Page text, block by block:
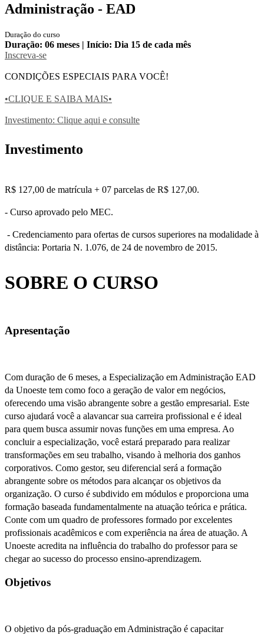
Administração - EAD
Duração do curso
Duração: 06 meses | Início: Dia 15 de cada mês
Inscreva-se
CONDIÇÕES ESPECIAIS PARA VOCÊ!
•CLIQUE E SAIBA MAIS•
Investimento: Clique aqui e consulte
Investimento
R$ 127,00 de matrícula + 07 parcelas de R$ 127,00.
- Curso aprovado pelo MEC.
- Credenciamento para ofertas de cursos superiores na modalidade à
distância: Portaria N. 1.076, de 24 de novembro de 2015.
SOBRE O CURSO
Apresentação
Com duração de 6 meses, a Especialização em Administração EAD
da Unoeste tem como foco a geração de valor em negócios,
oferecendo uma visão abrangente sobre a gestão empresarial. Este
curso ajudará você a alavancar sua carreira profissional e é ideal
para quem busca assumir novas funções em uma empresa. Ao
concluir a especialização, você estará preparado para realizar
transformações em seu trabalho, visando à melhoria dos ganhos
corporativos. Como gestor, seu diferencial será a formação
abrangente sobre os métodos para alcançar os objetivos da
organização. O curso é subdivido em módulos e proporciona uma
formação baseada fundamentalmente na atuação teórica e prática.
Conte com um quadro de professores formado por excelentes
profissionais acadêmicos e com experiência na área de atuação. A
Unoeste acredita na influência do trabalho do professor para se
chegar ao sucesso do processo ensino-aprendizagem.
Objetivos
O objetivo da pós-graduação em Administração é capacitar